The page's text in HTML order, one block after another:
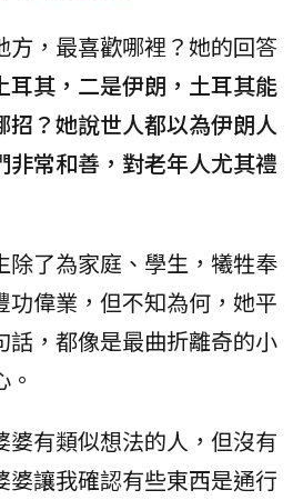
方，最喜歡哪裡？她的回答
耳其，二是伊朗，土耳其能
招？她說世人都以為伊朗人
非常和善，對老年人尤其禮
除了為家庭、學生，犧牲奉
功偉業，但不知為何，她平
話，都像是最曲折離奇的小
婆有類似想法的人，但沒有
婆讓我確認有些東西是通行